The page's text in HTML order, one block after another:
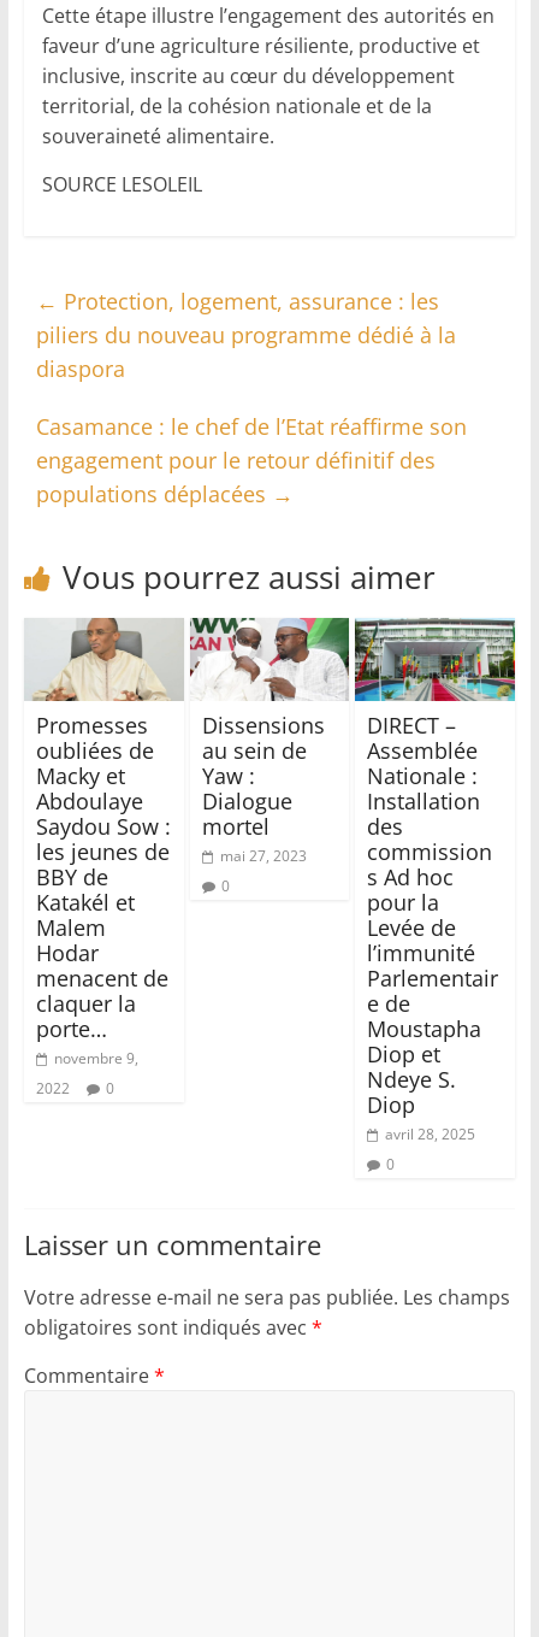
Cette étape illustre l’engagement des autorités en
faveur d’une agriculture résiliente, productive et
inclusive, inscrite au cœur du développement
territorial, de la cohésion nationale et de la
souveraineté alimentaire.
SOURCE LESOLEIL
← Protection, logement, assurance : les
piliers du nouveau programme dédié à la
diaspora
Casamance : le chef de l’Etat réaffirme son
engagement pour le retour définitif des
populations déplacées →
Vous pourrez aussi aimer
Promesses
oubliées de
Macky et
Abdoulaye
Saydou Sow :
les jeunes de
BBY de
Katakél et
Malem
Hodar
menacent de
claquer la
porte…
novembre 9,
2022
0
Dissensions
au sein de
Yaw :
Dialogue
mortel
mai 27, 2023
0
DIRECT –
Assemblée
Nationale :
Installation
des
commission
s Ad hoc
pour la
Levée de
l’immunité
Parlementair
e de
Moustapha
Diop et
Ndeye S.
Diop
avril 28, 2025
0
Laisser un commentaire
Votre adresse e-mail ne sera pas publiée. Les champs
obligatoires sont indiqués avec *
Commentaire*